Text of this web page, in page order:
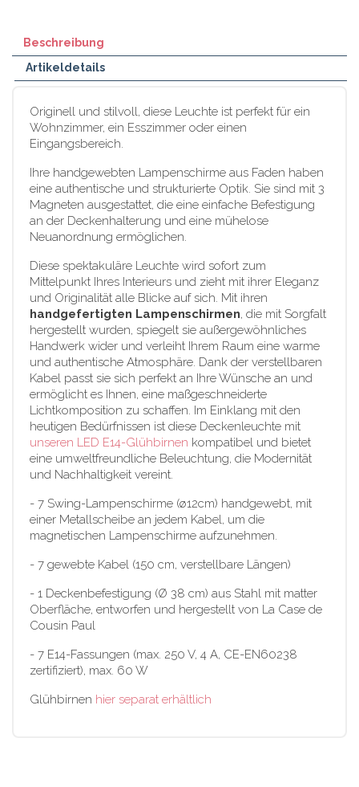
Beschreibung
Artikeldetails
Originell und stilvoll, diese Leuchte ist perfekt für ein
Wohnzimmer, ein Esszimmer oder einen
Eingangsbereich.
Ihre handgewebten Lampenschirme aus Faden haben
eine authentische und strukturierte Optik. Sie sind mit 3
Magneten ausgestattet, die eine einfache Befestigung
an der Deckenhalterung und eine mühelose
Neuanordnung ermöglichen.
Diese spektakuläre Leuchte wird sofort zum
Mittelpunkt Ihres Interieurs und zieht mit ihrer Eleganz
und Originalität alle Blicke auf sich. Mit ihren
handgefertigten Lampenschirmen, die mit Sorgfalt
hergestellt wurden, spiegelt sie außergewöhnliches
Handwerk wider und verleiht Ihrem Raum eine warme
und authentische Atmosphäre. Dank der verstellbaren
Kabel passt sie sich perfekt an Ihre Wünsche an und
ermöglicht es Ihnen, eine maßgeschneiderte
Lichtkomposition zu schaffen. Im Einklang mit den
heutigen Bedürfnissen ist diese Deckenleuchte mit
unseren LED E14-Glühbirnen kompatibel und bietet
eine umweltfreundliche Beleuchtung, die Modernität
und Nachhaltigkeit vereint.
- 7 Swing-Lampenschirme (ø12cm) handgewebt, mit
einer Metallscheibe an jedem Kabel, um die
magnetischen Lampenschirme aufzunehmen.
- 7 gewebte Kabel (150 cm, verstellbare Längen)
- 1 Deckenbefestigung (Ø 38 cm) aus Stahl mit matter
Oberfläche, entworfen und hergestellt von La Case de
Cousin Paul
- 7 E14-Fassungen (max. 250 V, 4 A, CE-EN60238
zertifiziert), max. 60 W
Glühbirnen hier separat erhältlich